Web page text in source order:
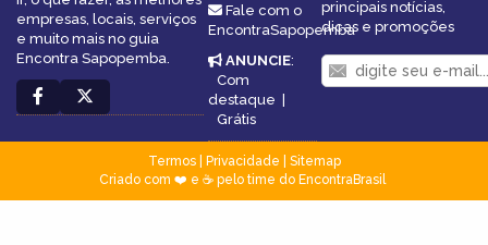
empresas, locais, serviços
e muito mais no guia
Encontra Sapopemba.
Fale com o
EncontraSapopemba
ANUNCIE:
Com
destaque
Grátis
principais notícias,
dicas e promoções
Termos| Privacidade
Sitemap
Criado com ❤️ e ☕ pelo time do EncontraBrasil